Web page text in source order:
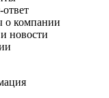
о компании
новости